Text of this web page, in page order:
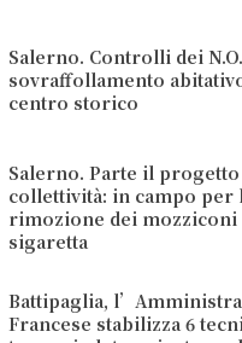
Salerno. Controlli dei
sovraffollamento
centro storico
Salerno. Parte il
collettività: in campo per
rimozione dei mozziconi
sigaretta
Battipaglia,
Francese stabilizza 6